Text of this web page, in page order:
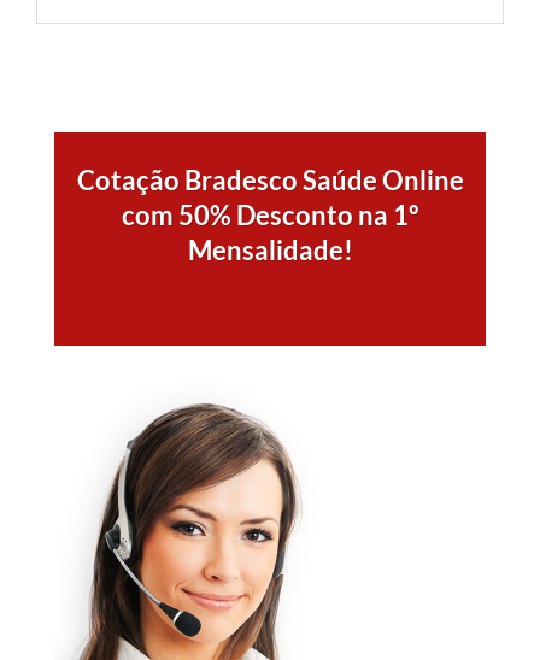
Cotação Bradesco Saúde Online
com 50% Desconto na 1º
Mensalidade!